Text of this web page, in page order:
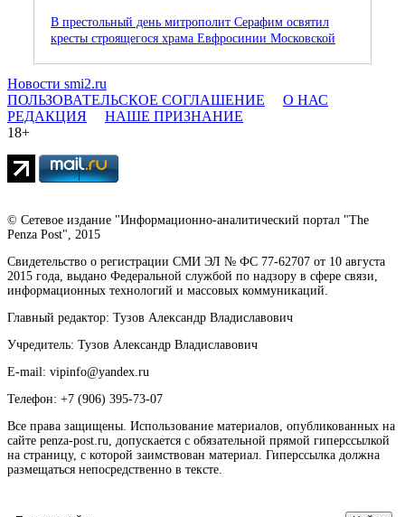
В престольный день митрополит Серафим освятил
кресты строящегося храма Евфросинии Московской
Новости smi2.ru
ПОЛЬЗОВАТЕЛЬСКОЕ СОГЛАШЕНИЕ
О НАС
РЕДАКЦИЯ
НАШЕ ПРИЗНАНИЕ
18+
© Сетевое издание "Информационно-аналитический портал "The
Penza Post", 2015
Свидетельство о регистрации СМИ ЭЛ № ФС 77-62707 от 10 августа
2015 года, выдано Федеральной службой по надзору в сфере связи,
информационных технологий и массовых коммуникаций.
Главный редактор: Тузов Александр Владиславович
Учредитель: Тузов Александр Владиславович
E-mail: vipinfo@yandex.ru
Телефон: +7 (906) 395-73-07
Все права защищены. Использование материалов, опубликованных на
сайте penza-post.ru, допускается с обязательной прямой гиперссылкой
на страницу, с которой заимствован материал. Гиперссылка должна
размещаться непосредственно в тексте.